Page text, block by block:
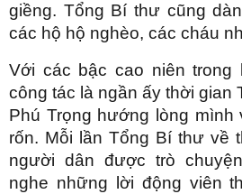
giềng. Tổng Bí thư cũng
các hộ hộ nghèo, các cháu
Với các bậc cao niên trong
công tác là ngần ấy thời gian
Phú Trọng hướng lòng mình
rốn. Mỗi lần Tổng Bí thư về
người dân được trò
nghe những lời động viên